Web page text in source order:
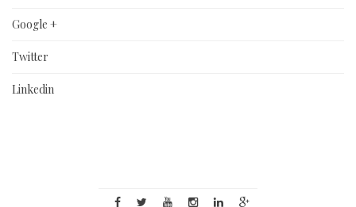
Google +
Twitter
Linkedin